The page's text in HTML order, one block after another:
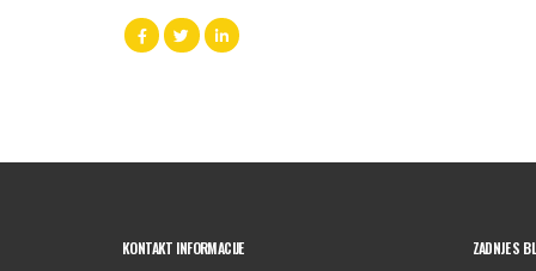
KONTAKT INFORMACIJE ZADNJE S